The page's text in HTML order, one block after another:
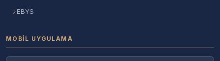
EBYS
MOBIL UYGULAMA